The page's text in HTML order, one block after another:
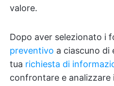
valore.
Dopo aver selezionato i
preventivo a ciascuno di
tua richiesta di
confrontare e analizzare